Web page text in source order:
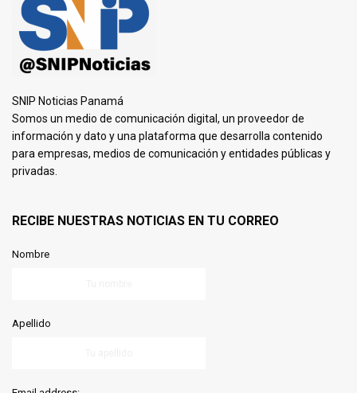
SNIP Noticias Panamá
Somos un medio de comunicación digital, un proveedor de
información y dato y una plataforma que desarrolla contenido
para empresas, medios de comunicación y entidades públicas y
privadas.
RECIBE NUESTRAS NOTICIAS EN TU CORREO
Nombre
Apellido